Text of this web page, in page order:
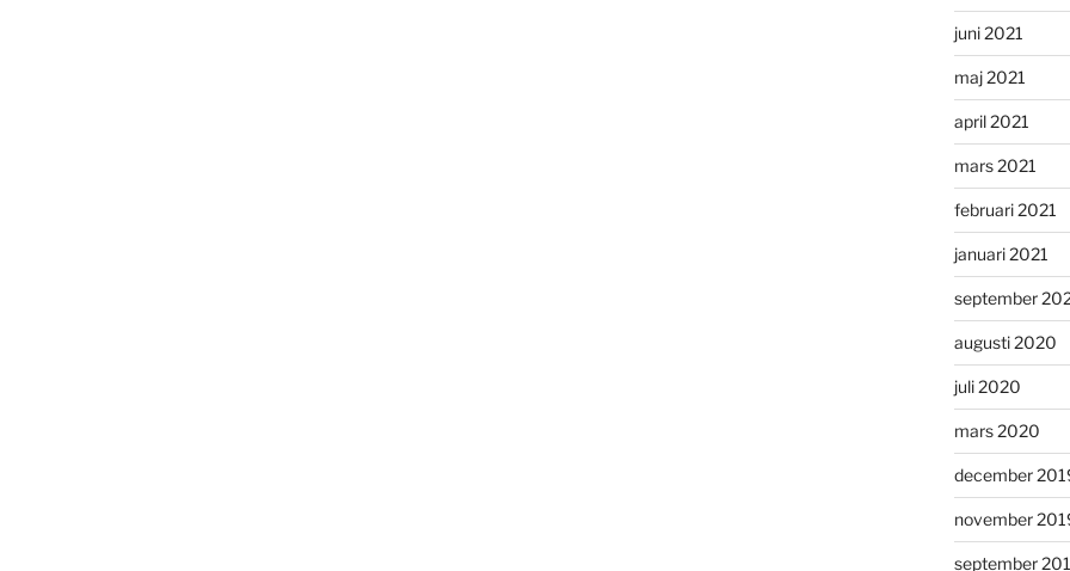
juni 2021
maj 2021
april 2021
mars 2021
februari 2021
januari 2021
september
augusti 2020
juli 2020
mars 2020
december
november
september